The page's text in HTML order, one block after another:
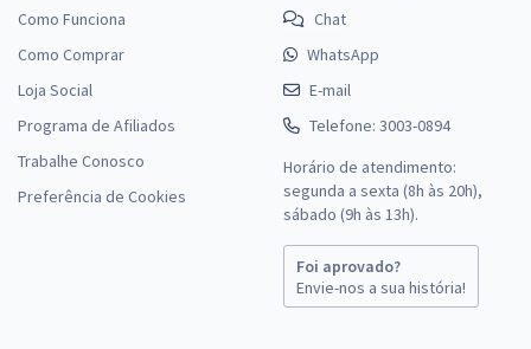
Como Funciona
Como Comprar
Loja Social
Programa de Afiliados
Trabalhe Conosco
Preferência de Cookies
Chat
WhatsApp
E-mail
Telefone: 3003-0894
Horário de atendimento:
segunda a sexta (8h às 20h),
sábado (9h às 13h).
Foi aprovado?
Envie-nos a sua história!